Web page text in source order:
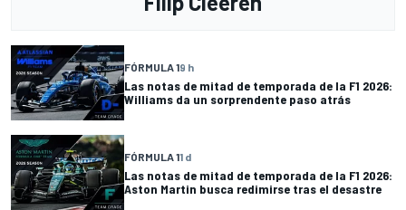
FÓRMULA 19 h
Las notas de mitad de temporada de la F1 2026:
Williams da un sorprendente paso atrás
FÓRMULA 11 d
Las notas de mitad de temporada de la F1 2026:
Aston Martin busca redimirse tras el desastre